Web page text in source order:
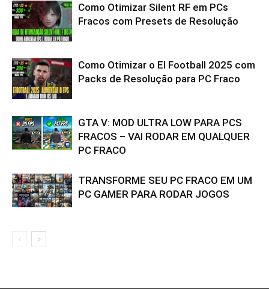
Como Otimizar Silent RF em PCs
Fracos com Presets de Resolução
Como Otimizar o El Football 2025 com
Packs de Resolução para PC Fraco
GTA V: MOD ULTRA LOW PARA PCS
FRACOS – VAI RODAR EM QUALQUER
PC FRACO
TRANSFORME SEU PC FRACO EM UM
PC GAMER PARA RODAR JOGOS